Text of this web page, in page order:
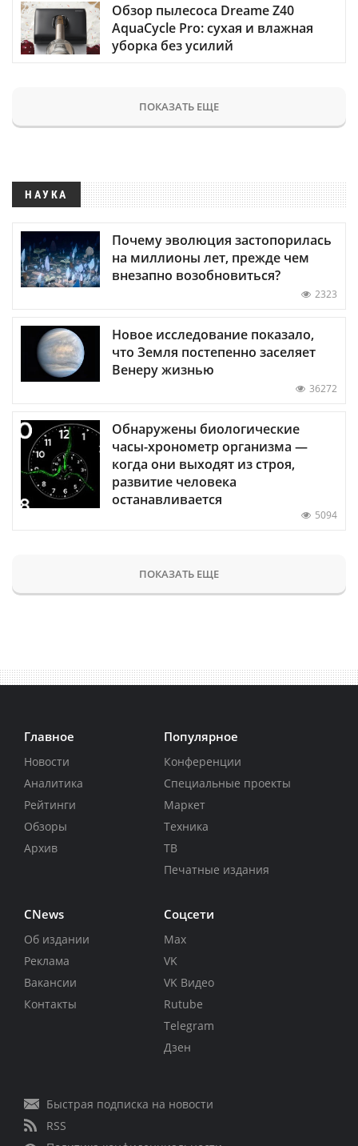
Обзор пылесоса Dreame Z40
AquaCycle Pro: сухая и влажная
уборка без усилий
ПОКАЗАТЬ ЕЩЕ
НАУКА
Почему эволюция застопорилась
на миллионы лет, прежде чем
внезапно возобновиться?
2323
Новое исследование показало,
что Земля постепенно заселяет
Венеру жизнью
36272
Обнаружены биологические
часы-хронометр организма —
когда они выходят из строя,
развитие человека
останавливается
5094
ПОКАЗАТЬ ЕЩЕ
Главное
Новости
Аналитика
Рейтинги
Обзоры
Архив
Популярное
Конференции
Специальные проекты
Маркет
Техника
ТВ
Печатные издания
CNews
Об издании
Реклама
Вакансии
Контакты
Соцсети
Max
VK
VK Видео
Rutube
Telegram
Дзен
Быстрая подписка на новости
RSS